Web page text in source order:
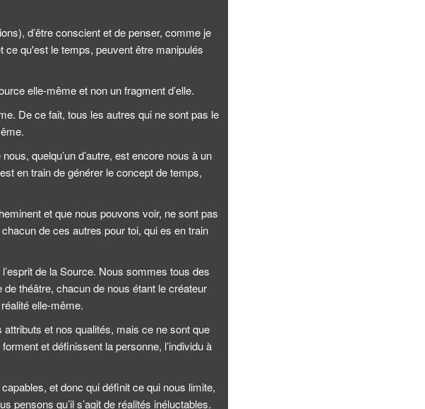
d’être conscient et de penser, comme je
ce qu'est le temps, peuvent être manipulés
elle-même et non un fragment d’elle.
De ce fait, tous les autres qui ne sont pas le
quelqu’un d’autre, est encore nous à un
en train de générer le concept de temps,
et que nous pouvons voir, ne sont pas
de ces autres pour toi, qui es en train
de la Source. Nous sommes tous des
théâtre, chacun de nous étant le créateur
elle-même.
et nos qualités, mais ce ne sont que
et définissent la personne, l’individu à
et donc qui définit ce qui nous limite,
pensons qu’il s’agit de réalités inéluctables.